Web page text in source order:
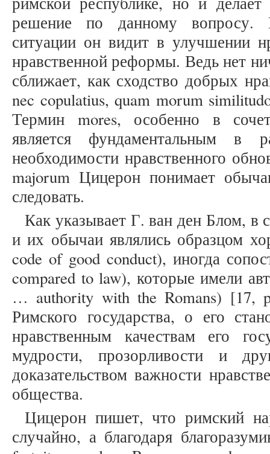
решение по данному вопросу.
ситуации он видит в улучшении
нравственной реформы. Ведь нет
сближает, как сходство добрых
nec copulatius, quam morum
Термин mores, особенно в
является фундаментальным в
необходимости нравственного
majorum Цицерон понимает
следовать.
Как указывает Г. ван ден Блом, в
и их обычаи являлись образцом
code of good conduct), иногда
compared to law), которые имели
… authority with the Romans) [17,
Римского государства, о его
нравственным качествам его
мудрости, прозорливости и
доказательством важности
общества.
Цицерон пишет, что римский
случайно, а благодаря